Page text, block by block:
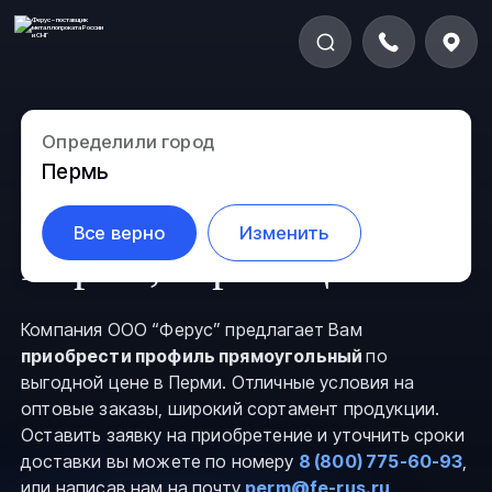
Определили город
Пермь
Все верно Изменить
Профиль
прямоугольный в
Перми, страница 5
Компания ООО “Ферус” предлагает Вам
приобрести профиль прямоугольныйпо
выгодной цене в Перми. Отличные условия на
оптовые заказы, широкий сортамент продукции.
Оставить заявку на приобретение и уточнить сроки
доставки вы можете по номеру 8 (800) 775-60-93,